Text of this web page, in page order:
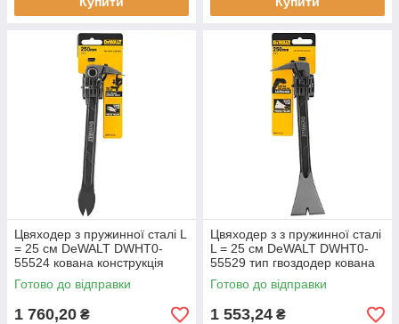
Цвяходер з пружинної сталі L
= 25 см DeWALT DWHT0-
55524 кована конструкція
зносостійкий вага 0.4 кг
Готово до відправки
1 760,20 ₴
Цвяходер з з пружинної сталі
L = 25 см DeWALT DWHT0-
55529 тип гвоздодер кована
конструкція прогумована
рукоятка
Готово до відправки
1 553,24 ₴